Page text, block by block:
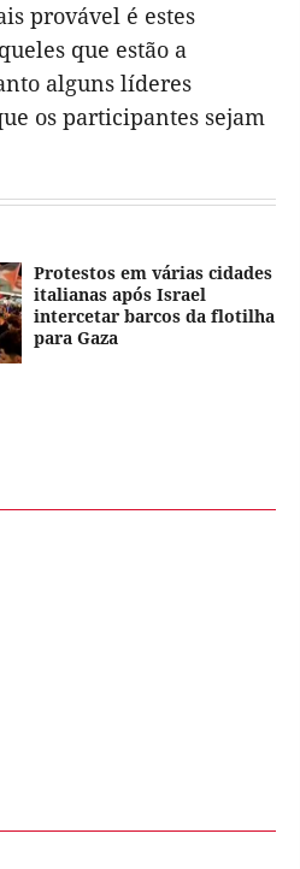
provável é estes
que estão a
alguns líderes
os participantes sejam
Protestos em várias cidades
italianas após Israel
intercetar barcos da flotilha
para Gaza